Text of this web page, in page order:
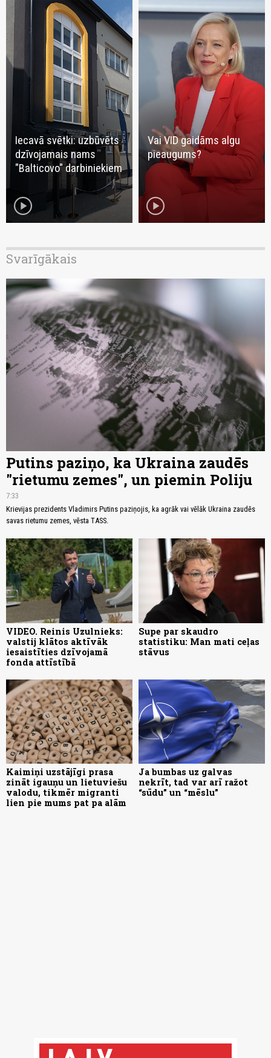
Iecavā svētki: uzbūvēts
dzīvojamais nams
"Balticovo" darbiniekiem
play_circle
Vai VID gaidāms algu
pieaugums?
play_circle
Svarīgākais
Putins paziņo, ka Ukraina zaudēs
"rietumu zemes", un piemin Poliju
7:33
Krievijas prezidents Vladimirs Putins paziņojis, ka agrāk vai vēlāk Ukraina zaudēs
savas rietumu zemes, vēsta TASS.
VIDEO. Reinis Uzulnieks:
valstij klātos aktīvāk
iesaistīties dzīvojamā
fonda attīstībā
Supe par skaudro
statistiku: Man mati ceļas
stāvus
Kaimiņi uzstājīgi prasa
zināt igauņu un lietuviešu
valodu, tikmēr migranti
lien pie mums pat pa alām
Ja bumbas uz galvas
nekrīt, tad var arī ražot
“sūdu” un “mēslu”